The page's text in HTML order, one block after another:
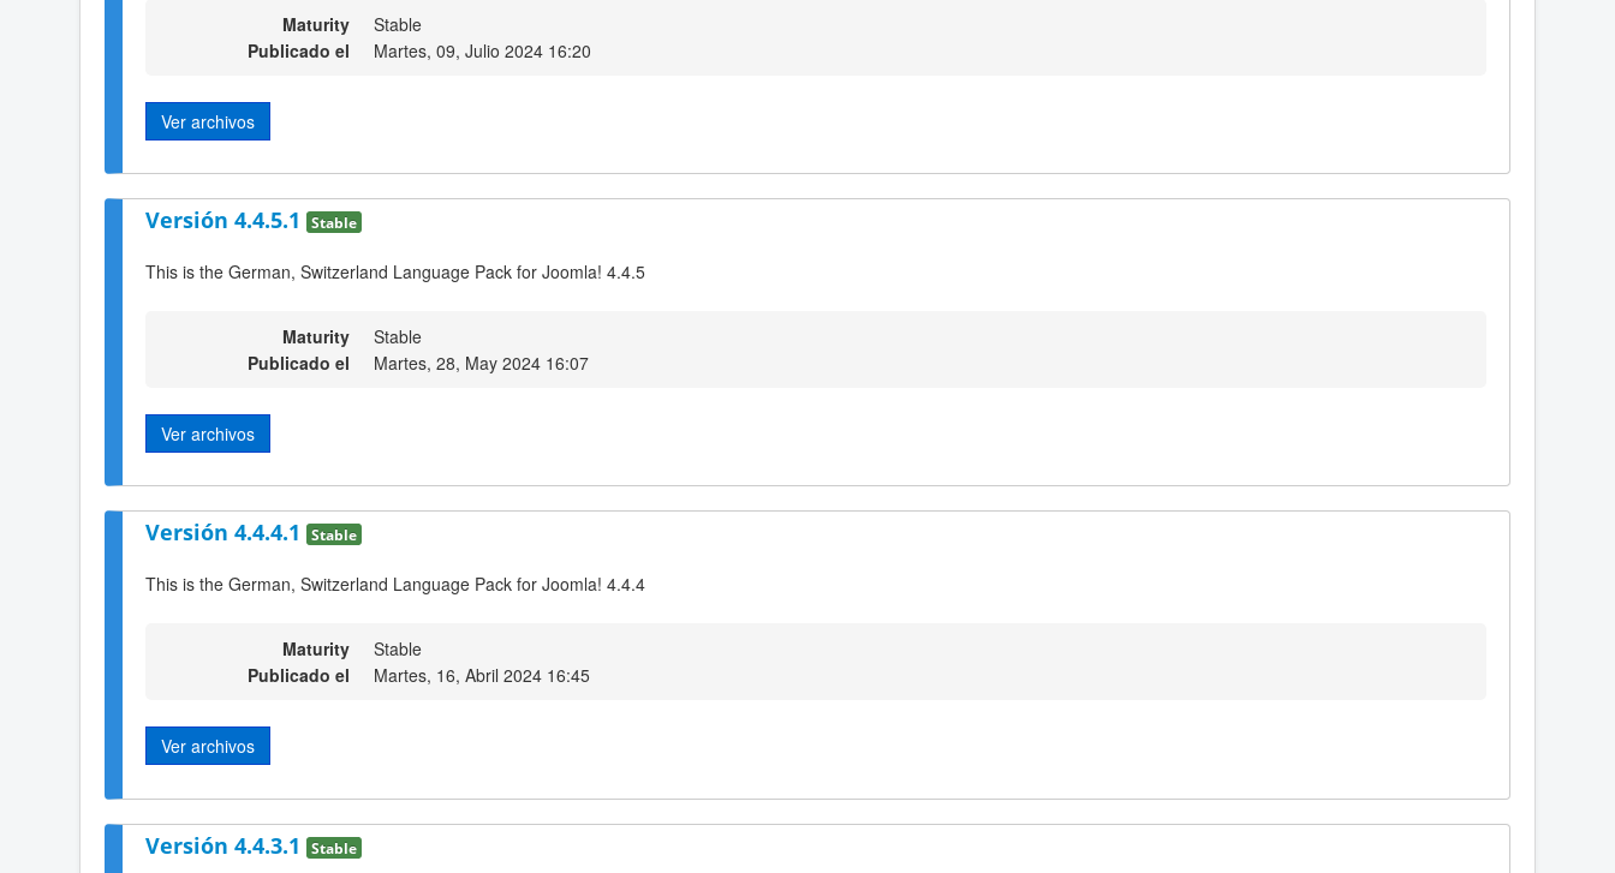
Maturity
Stable
Publicado el
Martes, 09, Julio 2024 16:20
Ver archivos
Versión 4.4.5.1 Stable
This is the German, Switzerland Language Pack for Joomla! 4.4.5
Maturity
Stable
Publicado el
Martes, 28, May 2024 16:07
Ver archivos
Versión 4.4.4.1 Stable
This is the German, Switzerland Language Pack for Joomla! 4.4.4
Maturity
Stable
Publicado el
Martes, 16, Abril 2024 16:45
Ver archivos
Versión 4.4.3.1 Stable